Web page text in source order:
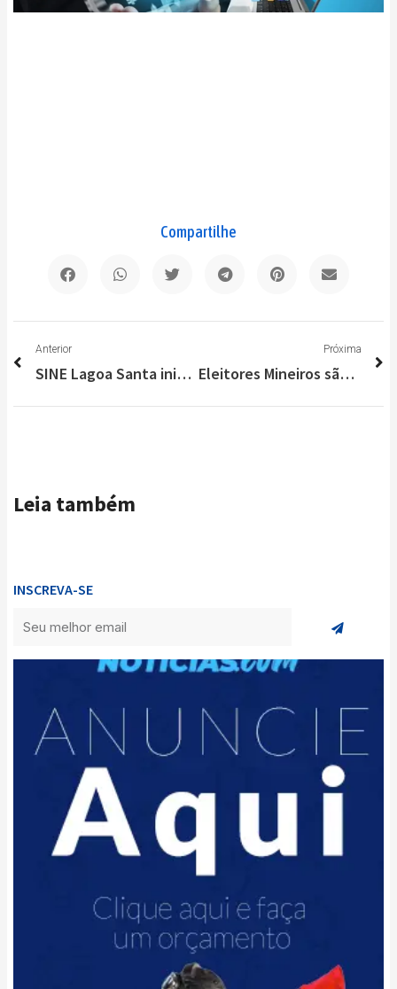
Compartilhe
Anterior
SINE Lagoa Santa inicia semana com 130 vagas disponíveis
Próxima
Eleitores Mineiros são os mais disputados na reta final das Eleições 2022
Leia também
INSCREVA-SE